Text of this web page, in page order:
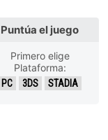
Puntúa el juego
Primero elige
Plataforma:
PC 3DS STADIA